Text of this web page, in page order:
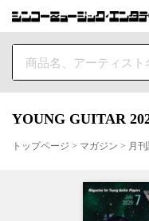
YOUNG GUITAR
トップページ > マガジン > 月